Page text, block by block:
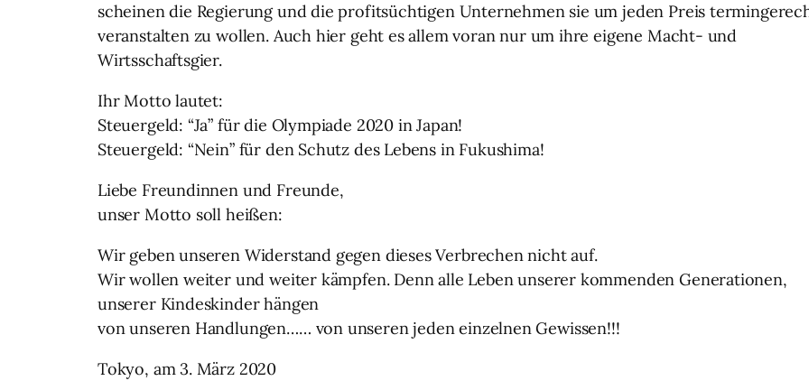
scheinen die Regierung und die profitsüchtigen Unternehmen sie um jeden Preis
veranstalten zu wollen. Auch hier geht es allem voran nur um ihre eigene Macht- und
Wirtsschaftsgier.
Ihr Motto lautet:
Steuergeld: “Ja” für die Olympiade 2020 in Japan!
Steuergeld: “Nein” für den Schutz des Lebens in Fukushima!
Liebe Freundinnen und Freunde,
unser Motto soll heißen:
Wir geben unseren Widerstand gegen dieses Verbrechen nicht auf.
Wir wollen weiter und weiter kämpfen. Denn alle Leben unserer kommenden Generationen,
unserer Kindeskinder hängen
von unseren Handlungen…… von unseren jeden einzelnen Gewissen!!!
Tokyo, am 3. März 2020